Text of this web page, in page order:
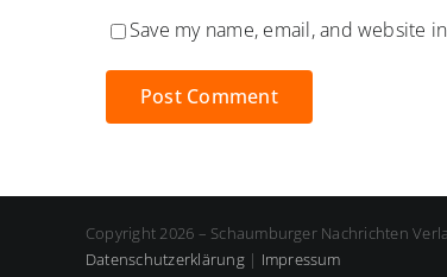
Save my name, email, and website
Copyright 2026 – Schaumburger Nachrichten
Datenschutzerklärung| Impressum